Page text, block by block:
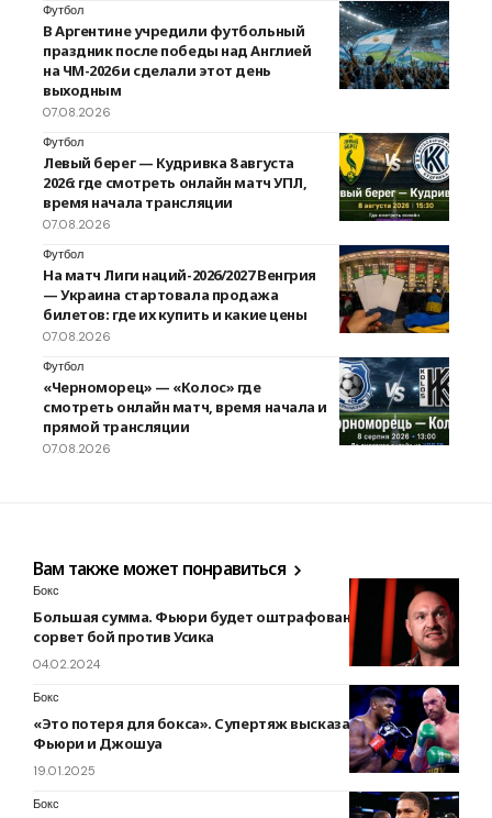
Футбол
В Аргентине учредили футбольный
праздник после победы над Англией
на ЧМ-2026 и сделали этот день
выходным
07.08.2026
Футбол
Левый берег — Кудривка 8 августа
2026: где смотреть онлайн матч УПЛ,
время начала трансляции
07.08.2026
Футбол
На матч Лиги наций-2026/2027 Венгрия
— Украина стартовала продажа
билетов: где их купить и какие цены
07.08.2026
Футбол
«Черноморец» — «Колос» где
смотреть онлайн матч, время начала и
прямой трансляции
07.08.2026
Вам также может понравиться
Бокс
Большая сумма. Фьюри будет оштрафован, если снова
сорвет бой против Усика
04.02.2024
Бокс
«Это потеря для бокса». Супертяж высказался о бое
Фьюри и Джошуа
19.01.2025
Бокс